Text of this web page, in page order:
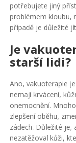
potřebujete jiný
problémem kloubu,
případě je důležité
Je
starší lidi?
Ano, vakuoterapie
nemají krvácení,
onemocnění.
zlepšení oběhu,
zádech. Důležité je,
nezatěžoval kůži,